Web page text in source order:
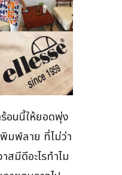
อนนี้ให้ยอดพุ่ง
มพ์ลาย ที่ไม่ว่า
สมีดีอะไรทำไม